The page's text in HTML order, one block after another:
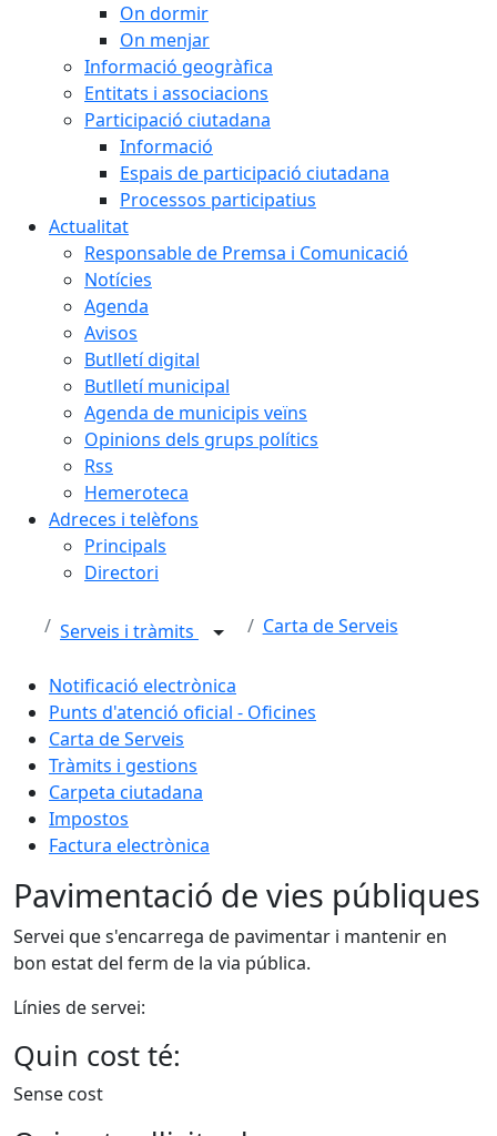
On dormir
On menjar
Informació geogràfica
Entitats i associacions
Participació ciutadana
Informació
Espais de participació ciutadana
Processos participatius
Actualitat
Responsable de Premsa i Comunicació
Notícies
Agenda
Avisos
Butlletí digital
Butlletí municipal
Agenda de municipis veïns
Opinions dels grups polítics
Rss
Hemeroteca
Adreces i telèfons
Principals
Directori
Serveis i tràmits Carta de Serveis
Notificació electrònica
Punts d'atenció oficial - Oficines
Carta de Serveis
Tràmits i gestions
Carpeta ciutadana
Impostos
Factura electrònica
Pavimentació de vies públiques
Servei que s'encarrega de pavimentar i mantenir en
bon estat del ferm de la via pública.
Línies de servei:
Quin cost té:
Sense cost